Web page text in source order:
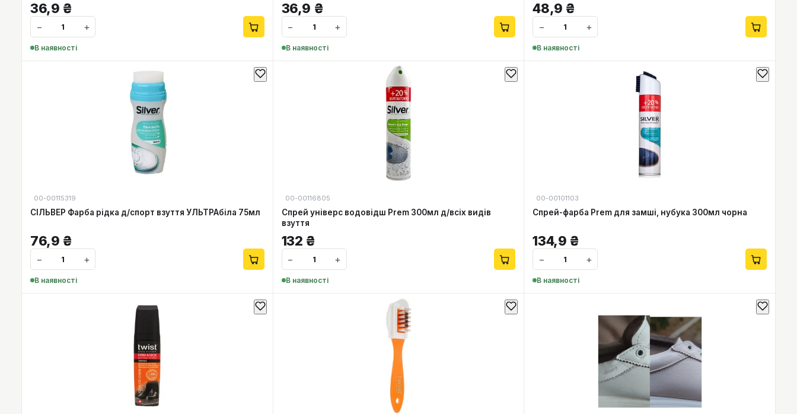
36,9 ₴
− +
В наявності
36,9 ₴
− +
В наявності
48,9 ₴
− +
В наявності
00-00115319
СІЛЬВЕР Фарба рідка д/спорт взуття УЛЬТРАбіла 75мл
76,9 ₴
− +
В наявності
00-00116805
Спрей універс водовідш Prem 300мл д/всіх видів
взуття
132 ₴
− +
В наявності
00-00101103
Спрей-фарба Prem для замші, нубука 300мл чорна
134,9 ₴
− +
В наявності